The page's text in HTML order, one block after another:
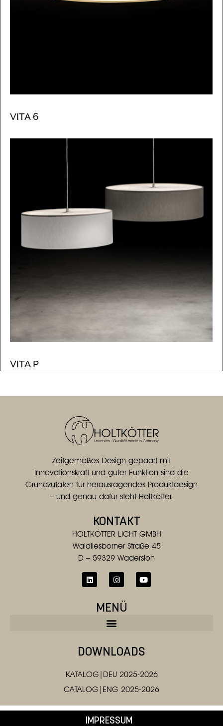
VITA 6
VITA P
Zeitgemäßes Design gepaart mit
Innovationskraft und guter Funktion sind die
Grundzutaten für herausragendes Produktdesign
– und genau dafür steht Holtkötter.
KONTAKT
HOLTKÖTTER LICHT GMBH
Waldliesborner Straße 45
D – 59329 Wadersloh
MENÜ
DOWNLOADS
KATALOG|DEU 2025-2026
CATALOG|ENG 2025-2026
IMPRESSUM